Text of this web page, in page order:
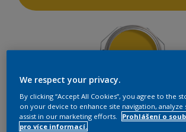
Najít výrobek v tomto
We respect your privacy.
By clicking “Accept All Cookies”, you agree to the
on your device to enhance site navigation, analyze
assist in our marketing efforts.
Prohlášení o
pro více informací.